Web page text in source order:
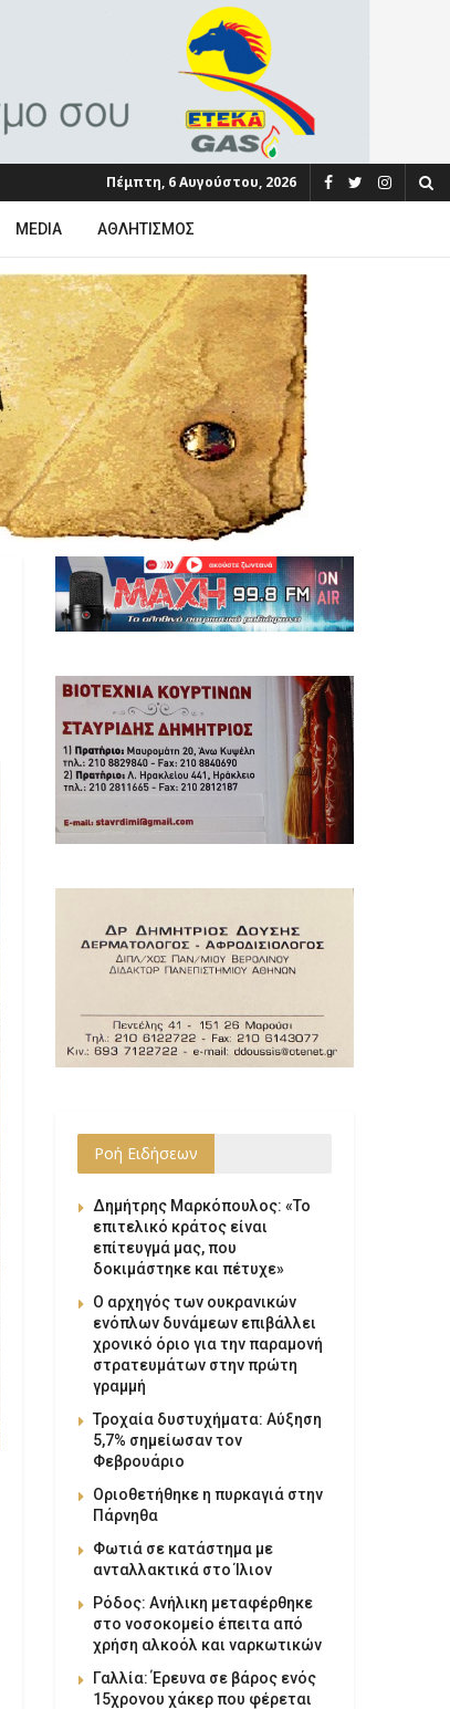
Πέμπτη, 6 Αυγούστου, 2026
MEDIA ΑΘΛΗΤΙΣΜΌΣ
Ροή Ειδήσεων
Δημήτρης Μαρκόπουλος: «Το
επιτελικό κράτος είναι
επίτευγμά μας, που
δοκιμάστηκε και πέτυχε»
Ο αρχηγός των ουκρανικών
ενόπλων δυνάμεων επιβάλλει
χρονικό όριο για την παραμονή
στρατευμάτων στην πρώτη
γραμμή
Τροχαία δυστυχήματα: Αύξηση
5,7% σημείωσαν τον
Φεβρουάριο
Οριοθετήθηκε η πυρκαγιά στην
Πάρνηθα
Φωτιά σε κατάστημα με
ανταλλακτικά στο Ίλιον
Ρόδος: Ανήλικη μεταφέρθηκε
στο νοσοκομείο έπειτα από
χρήση αλκοόλ και ναρκωτικών
Γαλλία: Έρευνα σε βάρος ενός
15χρονου χάκερ που φέρεται